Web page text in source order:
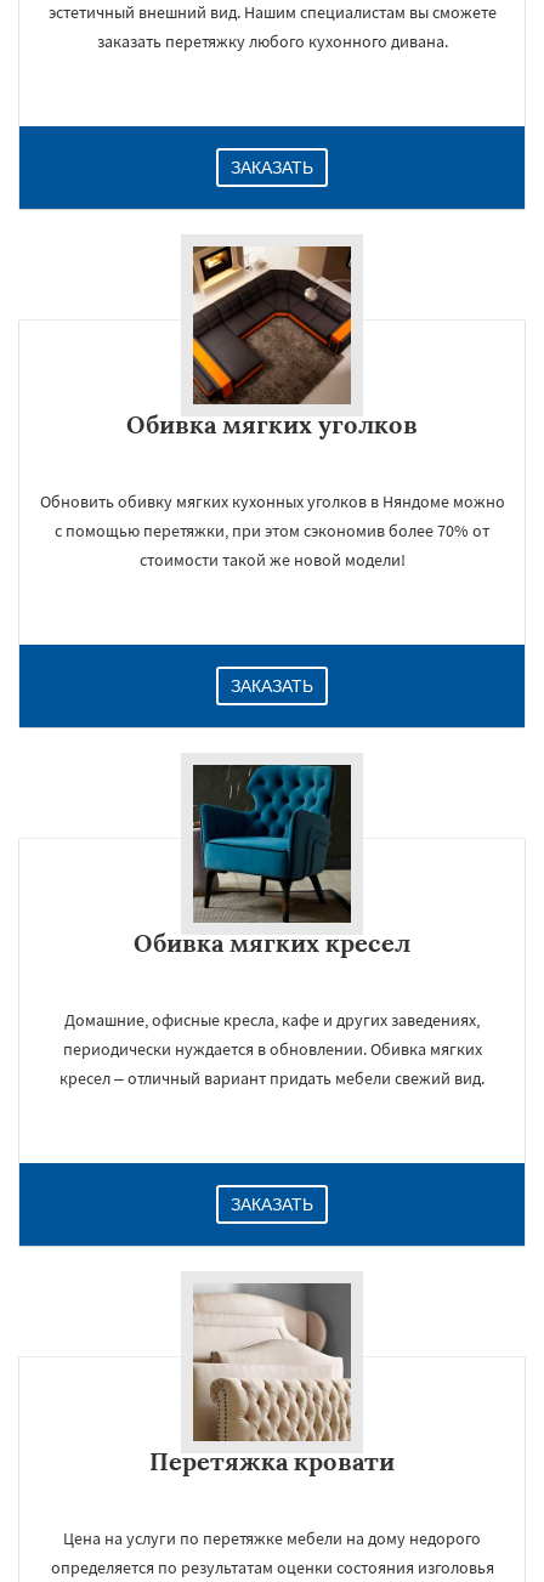
эстетичный внешний вид. Нашим специалистам вы сможете
заказать перетяжку любого кухонного дивана.
ЗАКАЗАТЬ
Обивка мягких уголков
Обновить обивку мягких кухонных уголков в Няндоме можно
с помощью перетяжки, при этом сэкономив более 70% от
стоимости такой же новой модели!
ЗАКАЗАТЬ
Обивка мягких кресел
Домашние, офисные кресла, кафе и других заведениях,
периодически нуждается в обновлении. Обивка мягких
кресел – отличный вариант придать мебели свежий вид.
ЗАКАЗАТЬ
Перетяжка кровати
Цена на услуги по перетяжке мебели на дому недорого
определяется по результатам оценки состояния изголовья